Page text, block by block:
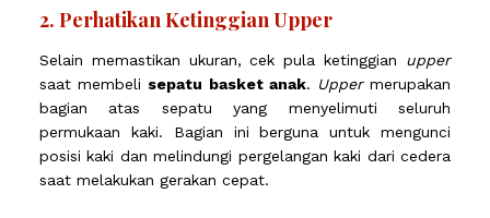
2. Perhatikan Ketinggian Upper
Selain memastikan ukuran, cek pula ketinggian upper
saat membeli sepatu basket anak. Uppermerupakan
bagian atas sepatu yang menyelimuti seluruh
permukaan kaki. Bagian ini berguna untuk mengunci
posisi kaki dan melindungi pergelangan kaki dari cedera
saat melakukan gerakan cepat.